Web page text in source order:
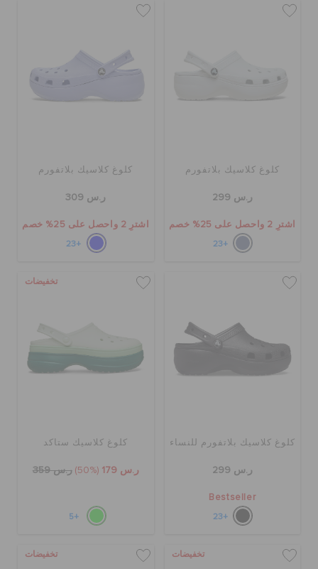
كلوغ كلاسيك بلاتفورم
ر.س 299
اشترِ 2 واحصل على 25% خصم
+23
كلوغ كلاسيك بلاتفورم
ر.س 309
اشترِ 2 واحصل على 25% خصم
+23
كلوغ كلاسيك بلاتفورم للنساء
ر.س 299
Bestseller
+23
تخفيضات
كلوغ كلاسيك ستاكد
ر.س 179 (50%) ر.س 359
+5
تخفيضات تخفيضات